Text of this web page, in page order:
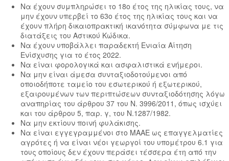
Να έχουν συμπληρώσει το 18ο έτος της ηλικίας τους, να
μην έχουν υπερβεί το 63ο έτος της ηλικίας τους και να
έχουν πλήρη δικαιοπρακτική ικανότητα σύμφωνα με τις
διατάξεις του Αστικού Κώδικα.
Να έχουν υποβάλλει παραδεκτή Ενιαία Αίτηση
Ενίσχυσης για το έτος 2022.
Να είναι φορολογικά και ασφαλιστικά ενήμεροι.
Να μην είναι άμεσα συνταξιοδοτούμενοι από
οποιοδήποτε ταμείο του εσωτερικού ή εξωτερικού,
εξαιρουμένων των περιπτώσεων συνταξιοδότησης λόγω
αναπηρίας του άρθρου 37 του Ν. 3996/2011, όπως ισχύει
και του άρθρου 5, παρ. γ, του Ν.1287/1982.
Να μην εκτίουν ποινή φυλάκισης.
Να είναι εγγεγραμμένοι στο ΜΑΑΕ ως επαγγελματίες
αγρότες ή να είναι νέοι γεωργοί του υπομέτρου 6.1 για
τους οποίους δεν έχουν περάσει τέσσερα έτη από την